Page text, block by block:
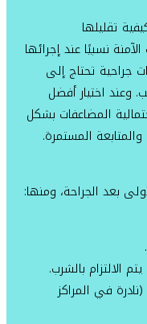
تقليلها
نسبيًا عند إجرائها
جراحية تحتاج إلى
وعند اختيار أفضل
المضاعفات بشكل
المستمرة.
بعد الجراحة، ومنها:
الالتزام بالشرب.
في المراكز